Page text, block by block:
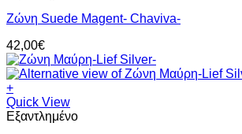
Ζώνη Suede Magent- Chaviva-
42,00€
+
Quick View
Εξαντλημένο